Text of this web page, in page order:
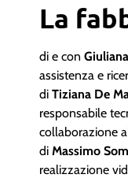
La
di e con
assistenza e
di Tiziana De
responsabile
collaborazione
di Massimo
realizzazione